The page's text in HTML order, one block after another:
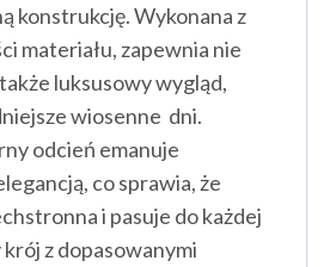
konstrukcję. Wykonana z
materiału, zapewnia nie
luksusowy wygląd,
wiosenne dni.
odcień emanuje
co sprawia, że
i pasuje do każdej
z dopasowanymi